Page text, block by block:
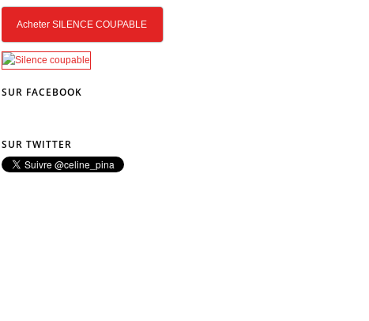
Acheter SILENCE COUPABLE
SUR FACEBOOK
SUR TWITTER